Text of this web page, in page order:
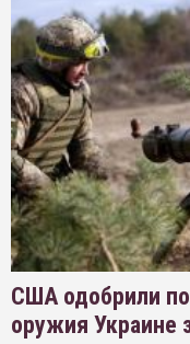
США одобрили
оружия Украине